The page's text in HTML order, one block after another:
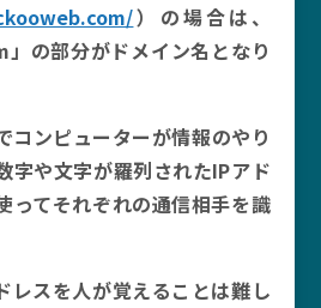
）の場合は、
」の部分がドメイン名となり
コンピューターが情報のやり
字や文字が羅列されたIPアド
ってそれぞれの通信相手を識
レスを人が覚えることは難し